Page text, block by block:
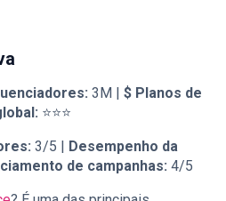
3M | $ Planos de
⭐⭐⭐
3/5 | Desempenho da
de campanhas: 4/5